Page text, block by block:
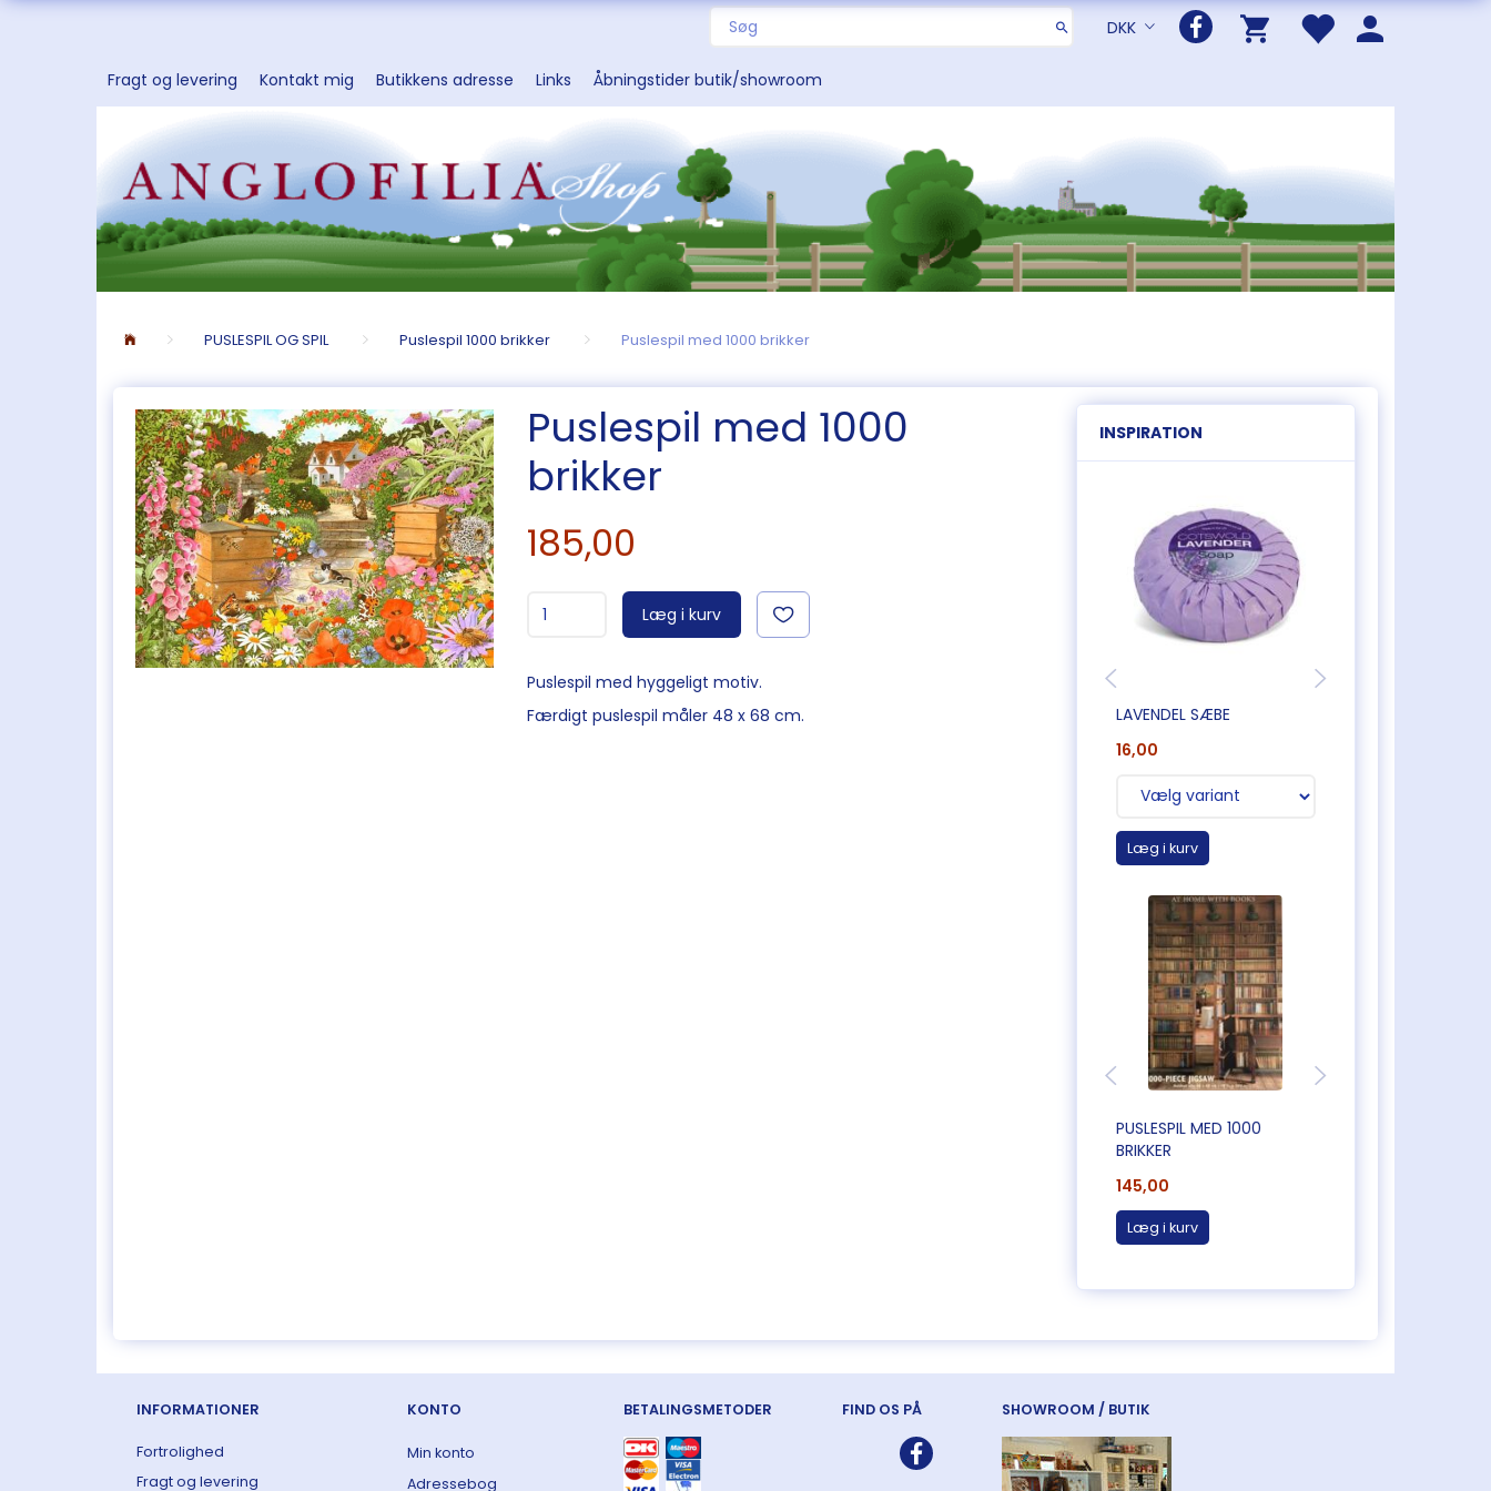
DKK
Fragt og levering Kontakt mig Butikkens adresse Links Åbningstider butik/showroom
PUSLESPIL OG SPIL Puslespil 1000 brikker Puslespil med 1000 brikker
Puslespil med 1000
brikker
185,00
Læg i kurv
Puslespil med hyggeligt motiv.
Færdigt puslespil måler 48 x 68 cm.
INSPIRATION
LAVENDEL SÆBE
16,00
Læg i kurv
PUSLESPIL MED 1000
BRIKKER
145,00
Læg i kurv
INFORMATIONER
Fortrolighed
Fragt og levering
KONTO
Min konto
Adressebog
BETALINGSMETODER FIND OS PÅ SHOWROOM / BUTIK